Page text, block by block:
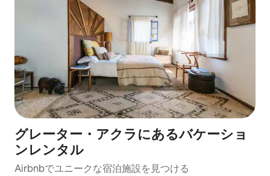
グレーター・アクラにあるバケーショ
ンレンタル
Airbnbでユニークな宿泊施設を見つける